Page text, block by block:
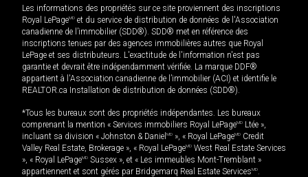
Les informations des propriétés sur ce site proviennent des inscriptions
Royal LePageMD et du service de distribution de données de l'Association
canadienne de l’immobilier (SDD®). SDD® met en référence des
inscriptions tenues par des agences immobilières autres que Royal
LePage et ses distributeurs. L'exactitude de l'information n'est pas
garantie et devrait être indépendamment vérifiée. La marque DDF®
appartient à l'Association canadienne de l’immobilier (ACI) et identifie le
REALTOR.ca Installation de distribution de données (SDD®).
*Tous les bureaux sont des propriétés indépendantes. Les bureaux
comprenant la mention « Services immobiliers Royal LePageMD Ltée »,
incluant sa division « Johnston & Daniel MD », « Royal LePageMD Credit
Valley Real Estate, Brokerage », « Royal LePageMD West Real Estate Services
», « Royal LePageMD Sussex », et « Les immeubles Mont-Tremblant »
appartiennent et sont gérés par Bridgemarq Real Estate ServicesMD.